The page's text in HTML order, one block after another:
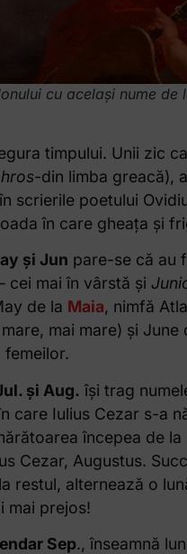
cu același nume de
timpului. Unii zic
-din limba greacă),
scrierile poetului
în care gheața și
și Jun pare-se că au
cei mai în vârstă și
de la Maia, nimfă
mai mare) și June
femeilor.
și Aug. își trag
care Iulius Cezar s-a
începea de
Cezar, Augustus.
restul, alternează o
mai prejos!
Sep., înseamnă